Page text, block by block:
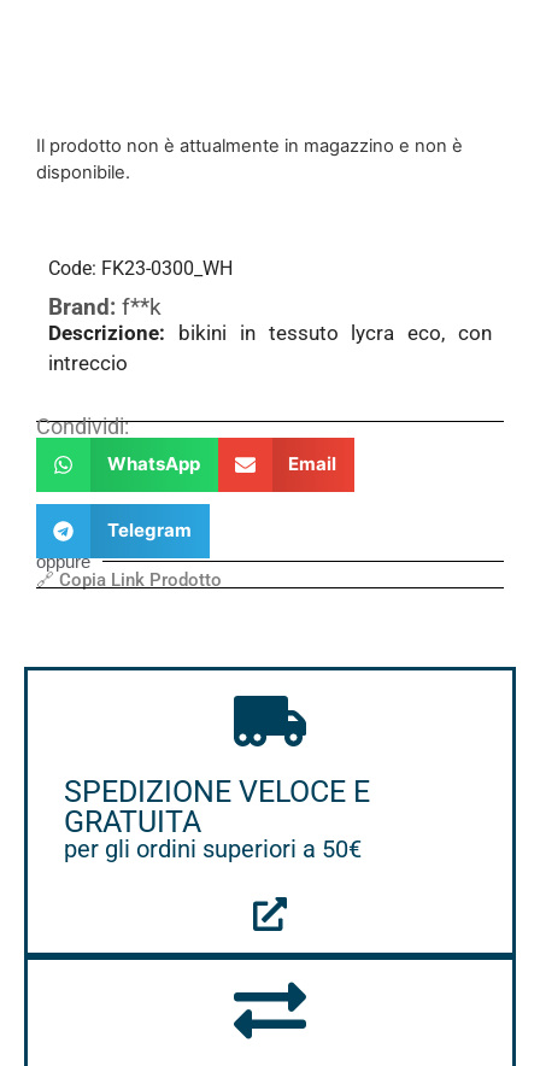
Il prodotto non è attualmente in magazzino e non è
disponibile.
Code: FK23-0300_WH
Brand: f**k
Descrizione: bikini in tessuto lycra eco, con
intreccio
Condividi:
WhatsApp Email
Telegram
oppure
🔗 Copia Link Prodotto
SPEDIZIONE VELOCE E
GRATUITA
per gli ordini superiori a 50€